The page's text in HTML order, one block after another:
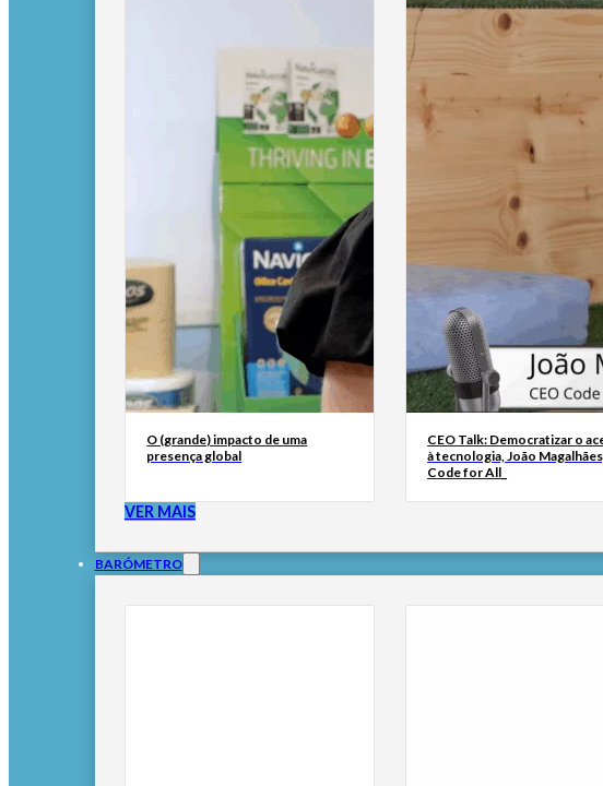
O (grande) impacto de uma
presença global
CEO Talk: Democratizar o
à tecnologia, João
Code for All_
VER MAIS
BARÓMETRO